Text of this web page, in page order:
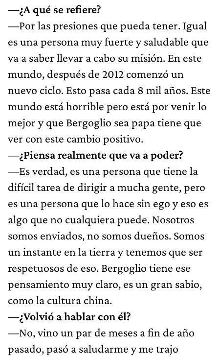
—¿A qué se refiere?
—Por las presiones que pueda tener. Igual
es una persona muy fuerte y saludable que
va a saber llevar a cabo su misión. En este
mundo, después de 2012 comenzó un
nuevo ciclo. Esto pasa cada 8 mil años. Este
mundo está horrible pero está por venir lo
mejor y que Bergoglio sea papa tiene que
ver con este cambio positivo.
—¿Piensa realmente que va a poder?
—Es verdad, es una persona que tiene la
difícil tarea de dirigir a mucha gente, pero
es una persona que lo hace sin ego y eso es
algo que no cualquiera puede. Nosotros
somos enviados, no somos dueños. Somos
un instante en la tierra y tenemos que ser
respetuosos de eso. Bergoglio tiene ese
pensamiento muy claro, es un gran sabio,
como la cultura china.
—¿Volvió a hablar con él?
—No, vino un par de meses a fin de año
pasado, pasó a saludarme y me trajo